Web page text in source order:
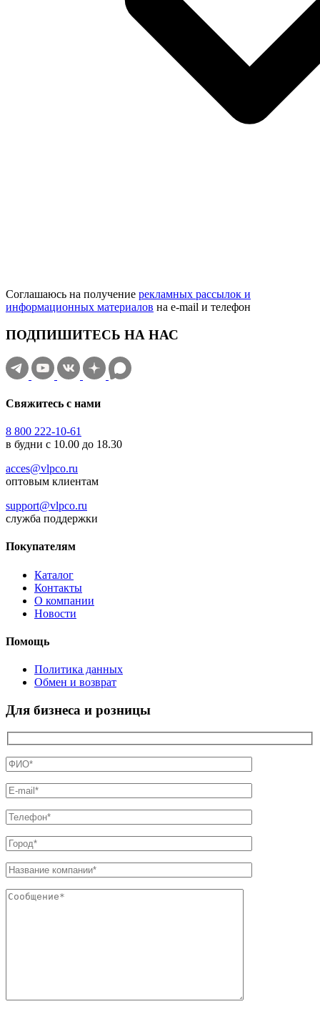
Соглашаюсь на получение рекламных рассылок и
информационных материалов на e‑mail и телефон
ПОДПИШИТЕСЬ НА НАС
Свяжитесь с нами
8 800 222-10-61
в будни с 10.00 до 18.30
acces@vlpco.ru
оптовым клиентам
support@vlpco.ru
служба поддержки
Покупателям
Каталог
Контакты
О компании
Новости
Помощь
Политика данных
Обмен и возврат
Для бизнеса и розницы